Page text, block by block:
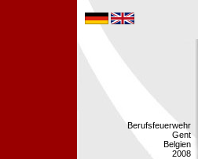
Berufsfeuerwehr
Gent
Belgien
2008